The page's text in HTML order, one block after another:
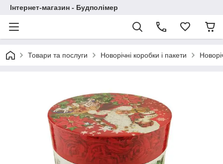
Інтернет-магазин - Будполімер
Товари та послуги Новорічні коробки і пакети